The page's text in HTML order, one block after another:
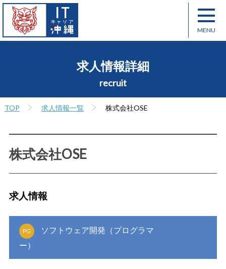
求人情報詳細
recruit
TOP 求人情報一覧 株式会社OSE
株式会社OSE
求人情報
PG
ソフトウェア開発（プログラマ
ー）